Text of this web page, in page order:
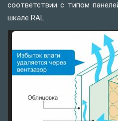
соответствии с типом
шкале RAL.